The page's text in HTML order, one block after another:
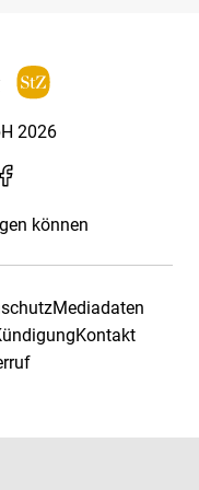
2026
können
Mediadaten
Kontakt